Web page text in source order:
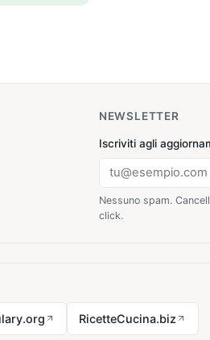
NEWSLETTER
Iscriviti agli
Nessuno spam.
click.
RicetteCucina.biz